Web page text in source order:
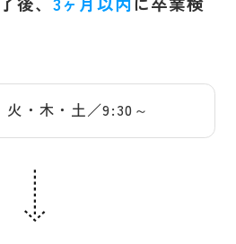
火・木・土／9:30～